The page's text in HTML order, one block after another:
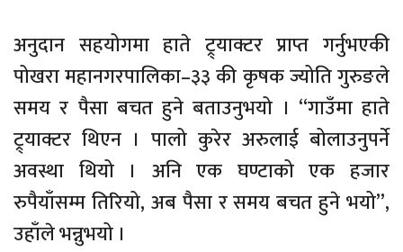
अनुदान सहयोगमा हाते ट्र्याक्टर प्राप्त गर्नुभएकी
पोखरा महानगरपालिका–३३ की कृषक ज्योति गुरुङले
समय र पैसा बचत हुने बताउनुभयो । “गाउँमा हाते
ट्र्याक्टर थिएन । पालो कुरेर अरुलाई बोलाउनुपर्ने
अवस्था थियो । अनि एक घण्टाको एक हजार
रुपैयाँसम्म तिरियो, अब पैसा र समय बचत हुने भयो”,
उहाँले भन्नुभयो ।